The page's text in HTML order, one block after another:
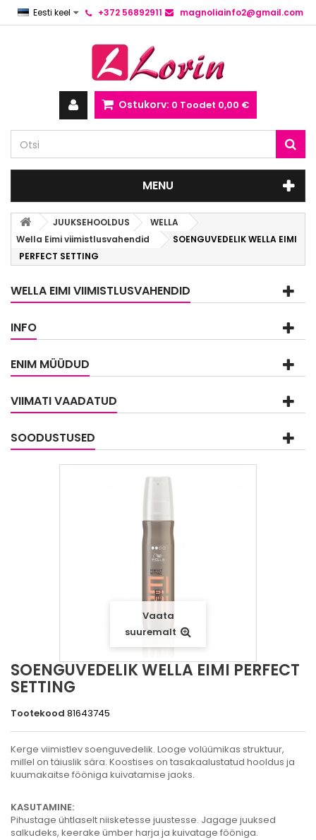
Eesti keel +372 56892911 magnoliainfo2@gmail.com
Ostukorv: 0 Toodet 0,00 €
MENU
JUUKSEHOOLDUS
WELLA
Wella Eimi viimistlusvahendid
SOENGUVEDELIK WELLA EIMI
PERFECT SETTING
WELLA EIMI VIIMISTLUSVAHENDID
INFO
ENIM MÜÜDUD
VIIMATI VAADATUD
SOODUSTUSED
Vaata
suuremalt
SOENGUVEDELIK WELLA EIMI PERFECT
SETTING
Tootekood 81643745
Kerge viimistlev soenguvedelik. Looge volüümikas struktuur,
millel on täiuslik sära. Koostises on tasakaalustatud hooldus ja
kuumakaitse fööniga kuivatamise jaoks.
KASUTAMINE:
Pihustage ühtlaselt niisketesse juustesse. Jagage juuksed
salkudeks, keerake ümber harja ja kuivatage fööniga.